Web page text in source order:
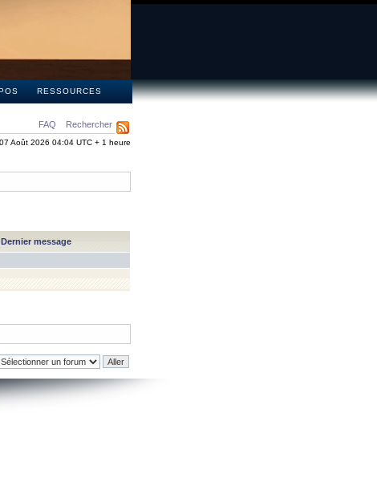
RESSOURCES
FAQ Rechercher
Août 2026 04:04 UTC + 1 heure
Dernier message